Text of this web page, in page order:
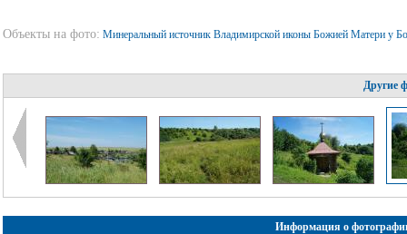
Объекты на фото: Минеральный источник Владимирской иконы Божией Матери у
Другие
Информация о